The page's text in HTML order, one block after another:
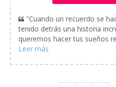
"Cuando un recuerdo se
tenido detrás una historia
queremos hacer tus sueños